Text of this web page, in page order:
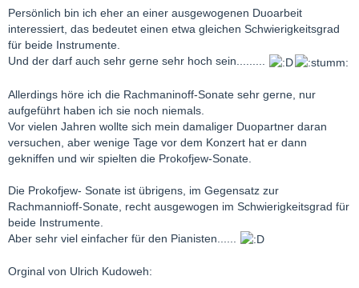
Persönlich bin ich eher an einer ausgewogenen Duoarbeit
interessiert, das bedeutet einen etwa gleichen Schwierigkeitsgrad
für beide Instrumente.
Und der darf auch sehr gerne sehr hoch sein.........
Allerdings höre ich die Rachmaninoff-Sonate sehr gerne, nur
aufgeführt haben ich sie noch niemals.
Vor vielen Jahren wollte sich mein damaliger Duopartner daran
versuchen, aber wenige Tage vor dem Konzert hat er dann
gekniffen und wir spielten die Prokofjew-Sonate.
Die Prokofjew- Sonate ist übrigens, im Gegensatz zur
Rachmannioff-Sonate, recht ausgewogen im Schwierigkeitsgrad für
beide Instrumente.
Aber sehr viel einfacher für den Pianisten......
Orginal von Ulrich Kudoweh: